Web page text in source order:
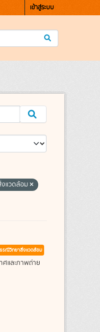
เข้าสู่ระบบ
แวดล้อม
รณีวิทยาสิ่งแวดล้อม
ศและภาพถ่าย